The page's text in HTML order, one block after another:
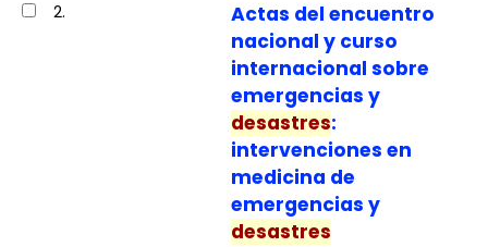
2.
Actas del encuentro
nacional y curso
internacional sobre
emergencias y
desastres:
intervenciones en
medicina de
emergencias y
desastres